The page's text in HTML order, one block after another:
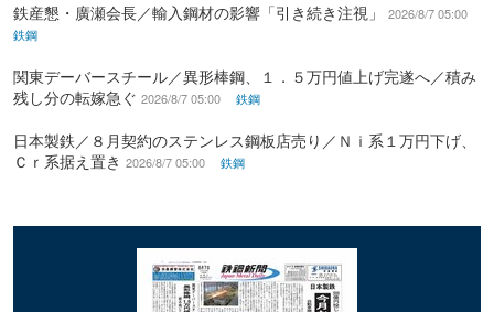
鉄産懇・廣瀬会長／輸入鋼材の影響「引き続き注視」
2026/8/7 05:00
鉄鋼
関東デーバースチール／異形棒鋼、１．５万円値上げ完遂へ／積み
残し分の転嫁急ぐ 2026/8/7 05:00 鉄鋼
日本製鉄／８月契約のステンレス鋼板店売り／Ｎｉ系１万円下げ、
Ｃｒ系据え置き 2026/8/7 05:00 鉄鋼